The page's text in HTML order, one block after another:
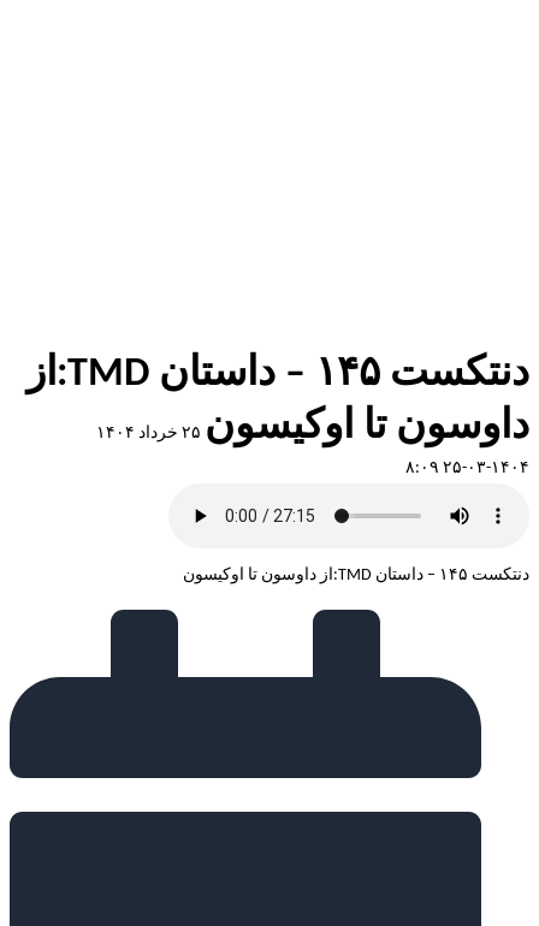
دنتکست ۱۴۵ – داستان TMD:از
داوسون تا اوکیسون ۲۵ خرداد ۱۴۰۴
۱۴۰۴-۰۳-۲۵ ۸:۰۹
دنتکست ۱۴۵ – داستان TMD:از داوسون تا اوکیسون